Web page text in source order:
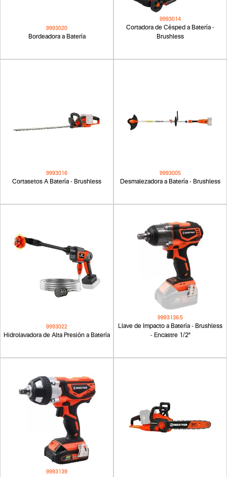
9993020
Bordeadora a Batería
9993014
Cortadora de Césped a Batería -
Brushless
9993016
Cortasetos A Batería - Brushless
9993005
Desmalezadora a Batería - Brushless
9993022
Hidrolavadora de Alta Presión a Batería
9993136.5
Llave de Impacto a Batería - Brushless
- Encastre 1/2"
9993139